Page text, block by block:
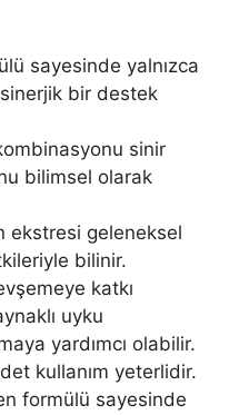
sayesinde yalnızca
bir destek
sinir
bilimsel olarak
ekstresi geleneksel
bilinir.
katkı
uyku
yardımcı olabilir.
kullanım yeterlidir.
formülü sayesinde